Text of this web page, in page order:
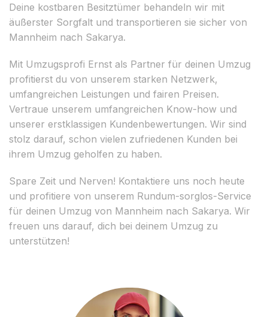
Deine kostbaren Besitztümer behandeln wir mit
äußerster Sorgfalt und transportieren sie sicher von
Mannheim nach Sakarya.
Mit Umzugsprofi Ernst als Partner für deinen Umzug
profitierst du von unserem starken Netzwerk,
umfangreichen Leistungen und fairen Preisen.
Vertraue unserem umfangreichen Know-how und
unserer erstklassigen Kundenbewertungen. Wir sind
stolz darauf, schon vielen zufriedenen Kunden bei
ihrem Umzug geholfen zu haben.
Spare Zeit und Nerven! Kontaktiere uns noch heute
und profitiere von unserem Rundum-sorglos-Service
für deinen Umzug von Mannheim nach Sakarya. Wir
freuen uns darauf, dich bei deinem Umzug zu
unterstützen!